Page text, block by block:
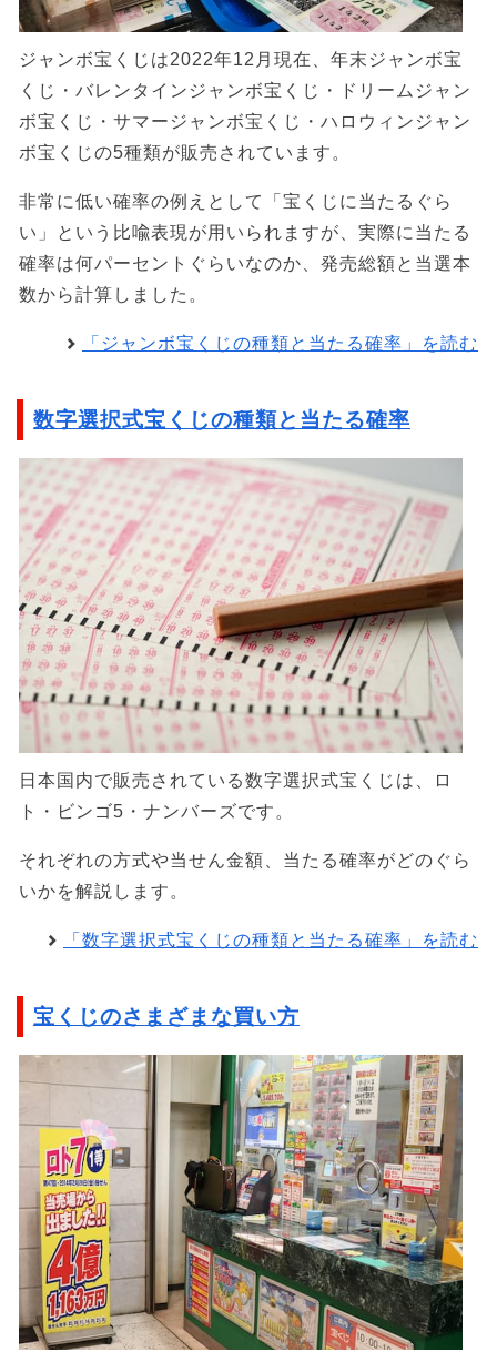
ジャンボ宝くじは2022年12月現在、年末ジャンボ宝
くじ・バレンタインジャンボ宝くじ・ドリームジャン
ボ宝くじ・サマージャンボ宝くじ・ハロウィンジャン
ボ宝くじの5種類が販売されています。
非常に低い確率の例えとして「宝くじに当たるぐら
い」という比喩表現が用いられますが、実際に当たる
確率は何パーセントぐらいなのか、発売総額と当選本
数から計算しました。
「ジャンボ宝くじの種類と当たる確率」を読む
数字選択式宝くじの種類と当たる確率
日本国内で販売されている数字選択式宝くじは、ロ
ト・ビンゴ5・ナンバーズです。
それぞれの方式や当せん金額、当たる確率がどのぐら
いかを解説します。
「数字選択式宝くじの種類と当たる確率」を読む
宝くじのさまざまな買い方